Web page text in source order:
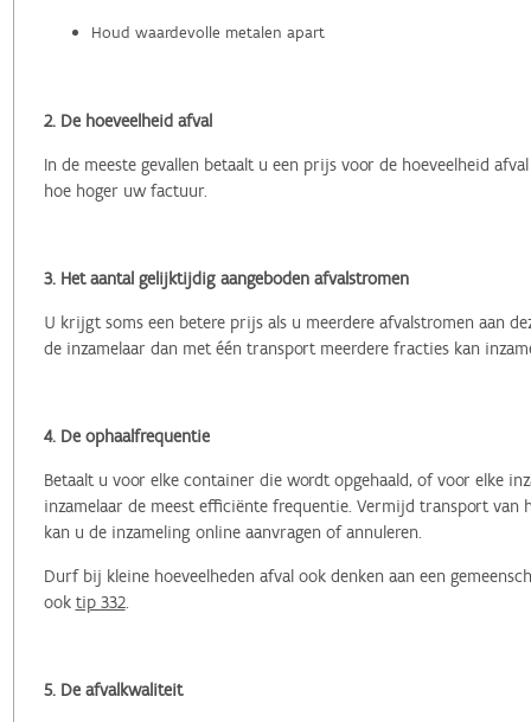
Houd waardevolle metalen apart
2. De hoeveelheid afval
In de meeste gevallen betaalt u een prijs voor de hoeveelheid
hoe hoger uw factuur.
3. Het aantal gelijktijdig aangeboden afvalstromen
U krijgt soms een betere prijs als u meerdere afvalstromen aan
de inzamelaar dan met één transport meerdere fracties kan
4. De ophaalfrequentie
Betaalt u voor elke container die wordt opgehaald, of voor elke
inzamelaar de meest efficiënte frequentie. Vermijd transport van
kan u de inzameling online aanvragen of annuleren.
Durf bij kleine hoeveelheden afval ook denken aan een
ook tip 332.
5. De afvalkwaliteit